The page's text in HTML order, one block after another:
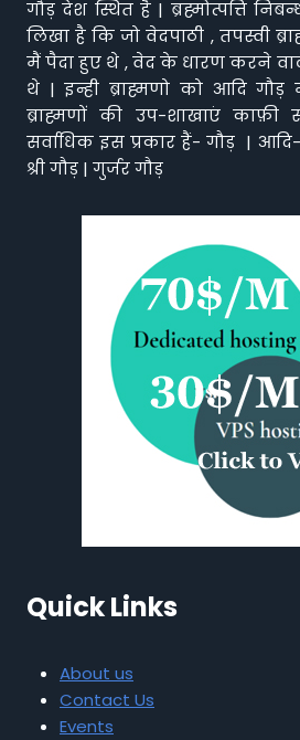
गौड़ देश स्थित है | ब्रह्मोत्पत्ति
लिखा है कि जो वेदपाठी , तपस्वी
मैं पैदा हुए थे , वेद के धारण करने
थे | इन्ही ब्राह्मणो को आदि
ब्राह्मणों की उप-शाखाएं
सर्वाधिक इस प्रकार हैं- गौड़ |
श्री गौड़ | गुर्जर गौड़
Quick Links
About us
Contact Us
Events